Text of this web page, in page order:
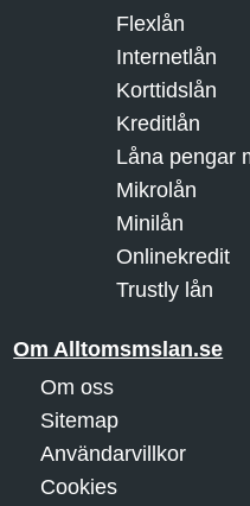
Flexlån
Internetlån
Korttidslån
Kreditlån
Låna pengar
Mikrolån
Minilån
Onlinekredit
Trustly lån
Om Alltomsmslan.se
Om oss
Sitemap
Användarvillkor
Cookies